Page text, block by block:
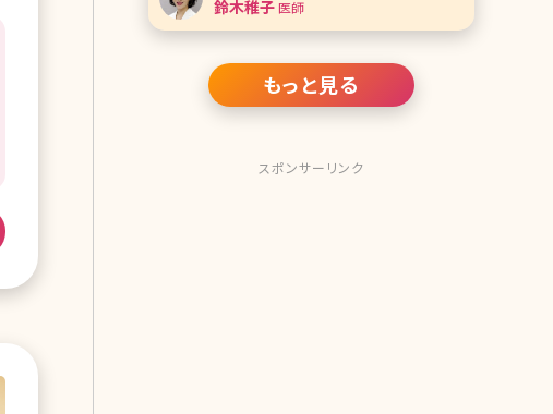
まい、ハッピーなできごとも遠ざかって
しまうかもしれません。では眉間のしわ
でしょうか。 目
鈴木稚子医師
もっと見る
スポンサーリンク